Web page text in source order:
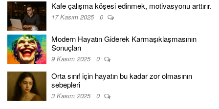
Kafe çalışma köşesi edinmek, motivasyonu arttırır.
17 Kasım 2025 0
Modern Hayatın Giderek Karmaşıklaşmasının
Sonuçları
9 Kasım 2025 0
Orta sınıf için hayatın bu kadar zor olmasının
sebepleri
3 Kasım 2025 0